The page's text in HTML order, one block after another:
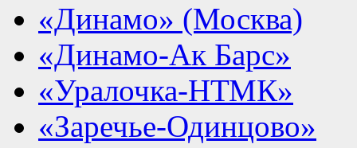
«Динамо» (Москва)
«Динамо-Ак Барс»
«Уралочка-НТМК»
«Заречье-Одинцово»